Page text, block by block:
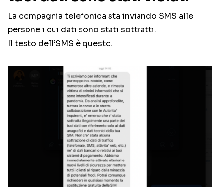
La compagnia telefonica sta inviando SMS alle
persone i cui dati sono stati sottratti.
Il testo dell’SMS è questo.